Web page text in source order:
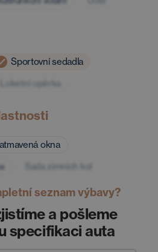
Sportovní sedadla
Loketní opěrka
okna
Sada zimních kol
seznam výbavy?
a pošleme
specifikaci auta